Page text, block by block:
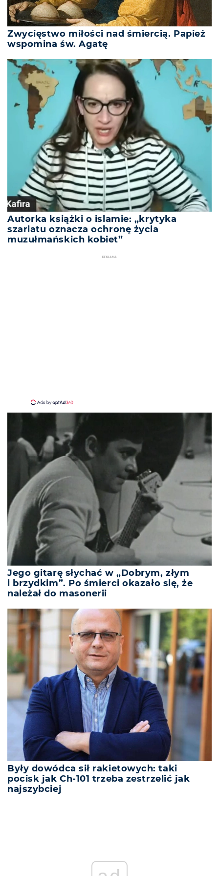
Zwycięstwo miłości nad śmiercią. Papież
wspomina św. Agatę
Autorka książki o islamie: „krytyka
szariatu oznacza ochronę życia
muzułmańskich kobiet”
REKLAMA
Jego gitarę słychać w „Dobrym, złym
i brzydkim”. Po śmierci okazało się, że
należał do masonerii
Były dowódca sił rakietowych: taki
pocisk jak Ch-101 trzeba zestrzelić jak
najszybciej